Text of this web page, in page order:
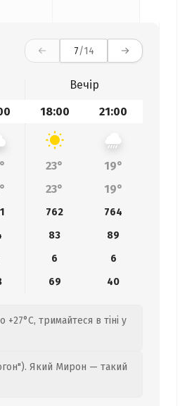
7/14
Вечір
18:00 21:00
23°
19°
23° 19°
762
764
83
89
6
6
69 40
+27°C, тримайтеся в тіні у
Який Мирон — такий